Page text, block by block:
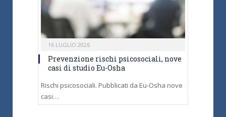
16 LUGLIO 2026
Prevenzione rischi psicosociali, nove
casi di studio Eu-Osha
Rischi psicosociali. Pubblicati da Eu-Osha nove
casi…